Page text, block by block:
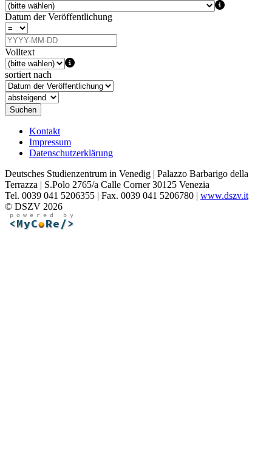
Datum der Veröffentlichung
Volltext
sortiert nach
Suchen
Kontakt
Impressum
Datenschutzerklärung
Deutsches Studienzentrum in Venedig | Palazzo Barbarigo della
Terrazza | S.Polo 2765/a Calle Corner 30125 Venezia
Tel. 0039 041 5206355 | Fax. 0039 041 5206780 | www.dszv.it
© DSZV 2026